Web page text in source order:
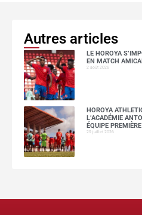
Autres articles
LE HOROYA
EN MATCH
2 août 2026
HOROYA
L’ACADÉMIE
ÉQUIPE PREMIÈRE
29 juillet 2026